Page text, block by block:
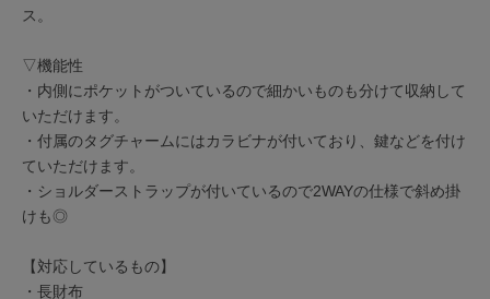
ス。
▽機能性
・内側にポケットがついているので細かいものも分けて収納して
いただけます。
・付属のタグチャームにはカラビナが付いており、鍵などを付け
ていただけます。
・ショルダーストラップが付いているので2WAYの仕様で斜め掛
けも◎
【対応しているもの】
・長財布